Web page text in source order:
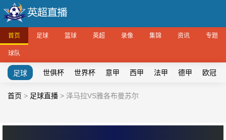
首页 足球 篮球 英超 录像 集锦 资讯 专题
球队
足球 世俱杯 世界杯 意甲 西甲 法甲 德甲 欧冠
首页 > 足球直播 > 泽马拉VS雅各布曼苏尔